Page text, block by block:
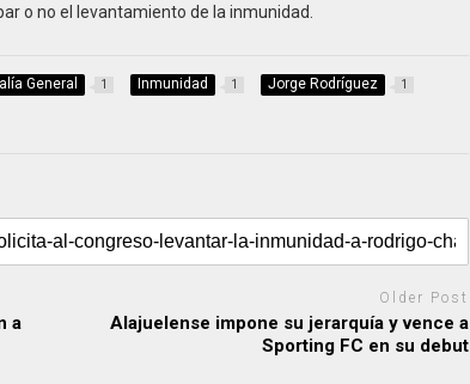
o no el levantamiento de la inmunidad.
General 1 Inmunidad 1 Jorge Rodríguez 1
a
Older Post
Alajuelense impone su jerarquía y vence a
Sporting FC en su debut